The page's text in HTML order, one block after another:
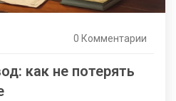
0 Комментарии
как не потерять